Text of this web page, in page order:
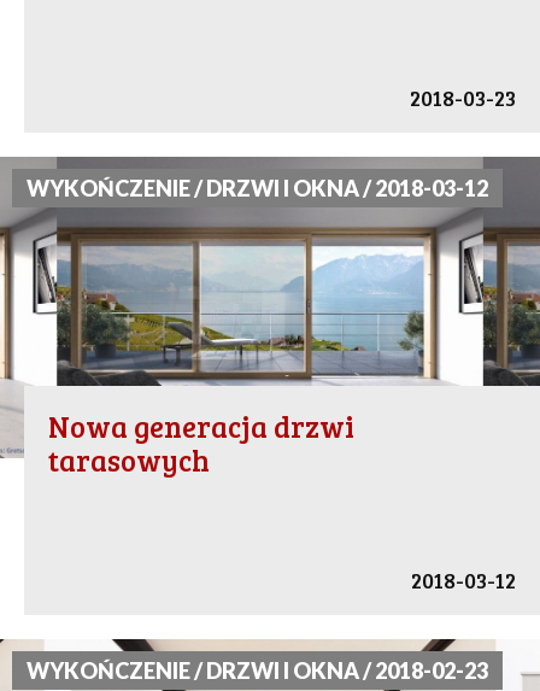
2018-03-23
WYKOŃCZENIE / DRZWI I OKNA / 2018-03-12
Nowa generacja drzwi
tarasowych
2018-03-12
WYKOŃCZENIE / DRZWI I OKNA / 2018-02-23